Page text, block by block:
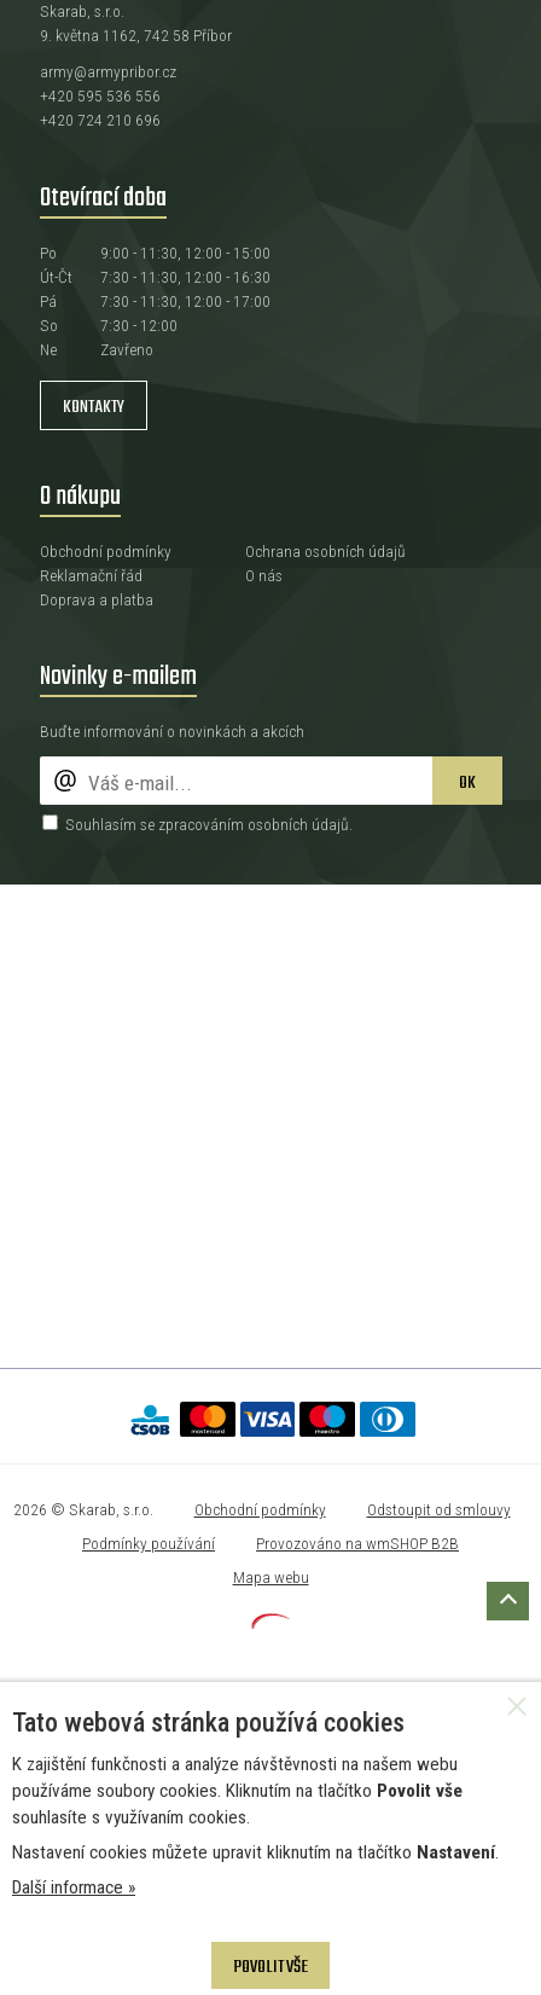
Skarab, s.r.o.
9. května 1162, 742 58 Příbor
army@armypribor.cz
+420 595 536 556
+420 724 210 696
Otevírací doba
Po
9:00 - 11:30, 12:00 - 15:00
Út-Čt
7:30 - 11:30, 12:00 - 16:30
Pá
7:30 - 11:30, 12:00 - 17:00
So
7:30 - 12:00
Ne
Zavřeno
KONTAKTY
O nákupu
Obchodní podmínky
Reklamační řád
Doprava a platba
Ochrana osobních údajů
O nás
Novinky e-mailem
Buďte informování o novinkách a akcích
OK
Souhlasím se zpracováním osobních údajů
2026 © Skarab, s.r.o. Obchodní podmínky
Odstoupit od smlouvy
Podmínky používání
Provozováno na wmSHOP B2B
Mapa webu
Tato webová stránka používá cookies
K zajištění funkčnosti a analýze návštěvnosti na našem webu
používáme soubory cookies. Kliknutím na tlačítko Povolit vše
souhlasíte s využívaním cookies.
Nastavení cookies můžete upravit kliknutím na tlačítko Nastavení.
Další informace »
POVOLIT VŠE